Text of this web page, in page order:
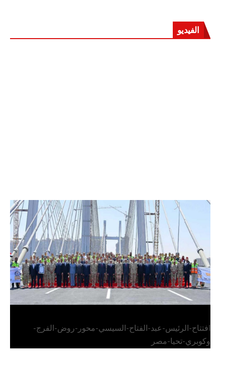
الفيديو
الرئيس عبد الفتاح السيسي يفتتح محور روض الفرج
وكوبري تحيا مصر
افتتاح-الرئيس-عبد-الفتاح-السيسي-محور-روض-الفرج-
وكوبري-تحيا-مصر